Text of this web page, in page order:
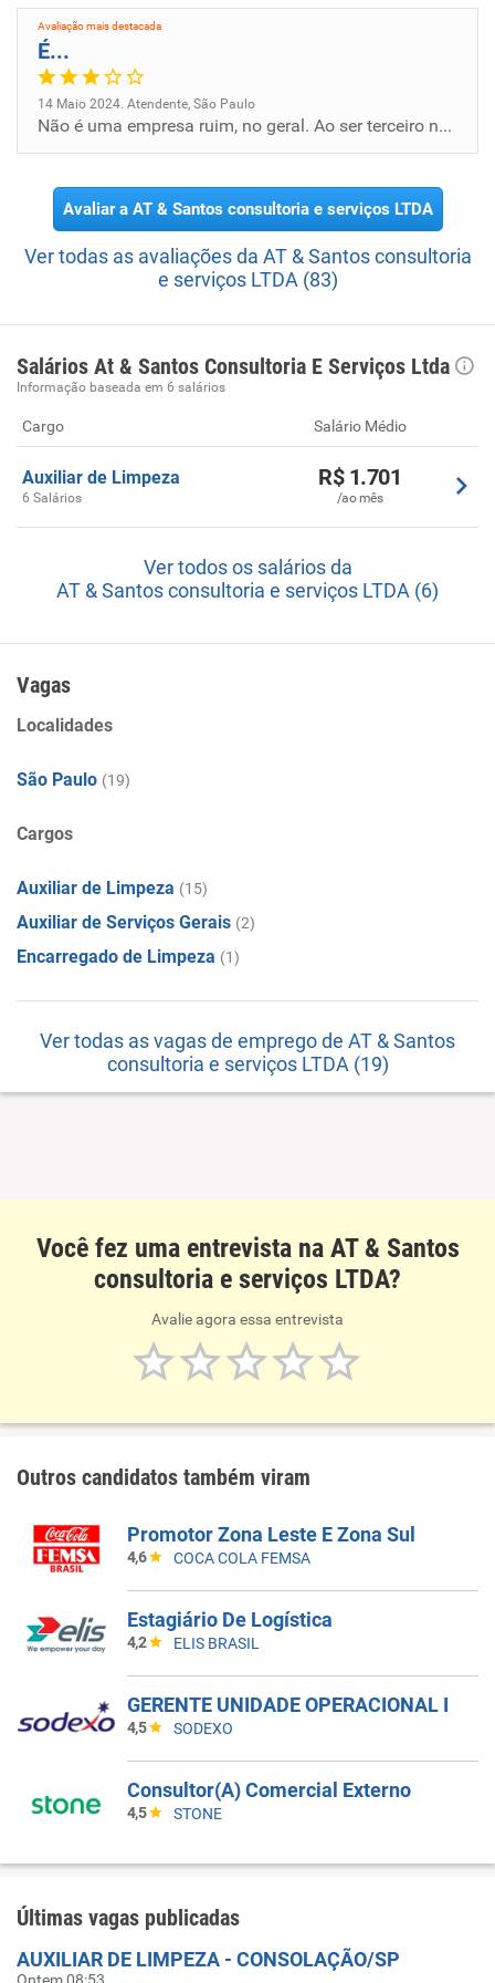
anteriormente. Atividades paisagísticas. Preparação de
documentos e serviços especializados de apoio
administrativo não especificados anteriormente. Medição
de consumo de energia elétrica, gás e água. Treinamento
em desenvolvimento profissional e gerencial. Atividades de
atendimento em pronto-socorro e unidades hospitalares
artes cênicas, espetáculos e outras atividades artísticas.
Restauração e conservação de lugares e prédios históricos.
Outras atividades de recreação e lazer não especificadas
Avaliação mais destacada
É...
14 Maio 2024. Atendente, São Paulo
Não é uma empresa ruim, no geral. Ao ser terceiro na SMADS, me decepcionei com muitas atitudes de alguns funcionários......
Avaliar a AT & Santos consultoria e serviços LTDA
Ver todas as avaliações da AT & Santos consultoria
e serviços LTDA (83)
Salários At & Santos Consultoria E Serviços Ltda
Informação baseada em 6 salários
Cargo Salário Médio
Auxiliar de Limpeza
6 Salários
R$ 1.701
/ao mês
Ver todos os salários da
AT & Santos consultoria e serviços LTDA (6)
Vagas
Localidades
São Paulo (19)
Cargos
Auxiliar de Limpeza (15)
Auxiliar de Serviços Gerais (2)
Encarregado de Limpeza (1)
Ver todas as vagas de emprego de AT & Santos
consultoria e serviços LTDA (19)
Você fez uma entrevista na AT & Santos
consultoria e serviços LTDA?
Avalie agora essa entrevista
Outros candidatos também viram
Promotor Zona Leste E Zona Sul
4,6 COCA COLA FEMSA
Estagiário De Logística
4,2 ELIS BRASIL
GERENTE UNIDADE OPERACIONAL I
4,5 SODEXO
Consultor(A) Comercial Externo
4,5 STONE
Últimas vagas publicadas
AUXILIAR DE LIMPEZA - CONSOLAÇÃO/SP